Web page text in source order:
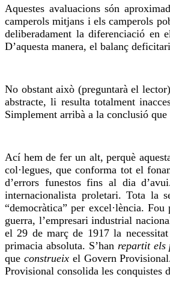
Aquestes avaluacions són
camperols mitjans i els camperols
deliberadament la diferenciació en
D’aquesta manera, el balanç
No obstant això (preguntarà el
abstracte, li resulta totalment
Simplement arribà a la conclusió
Ací hem de fer un alt, perquè
col·legues, que conforma tot el
d’errors funestos fins al dia
internacionalista proletari. Tota la
“democràtica” per excel·lència.
guerra, l’empresari industrial
el 29 de març de 1917 la
primacia absoluta. S’han repartit els
que construeix el Govern
Provisional consolida les conquistes